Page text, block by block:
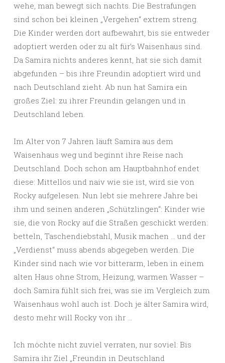
wehe, man bewegt sich nachts. Die Bestrafungen
sind schon bei kleinen „Vergehen“ extrem streng.
Die Kinder werden dort aufbewahrt, bis sie entweder
adoptiert werden oder zu alt für’s Waisenhaus sind.
Da Samira nichts anderes kennt, hat sie sich damit
abgefunden – bis ihre Freundin adoptiert wird und
nach Deutschland zieht. Ab nun hat Samira ein
großes Ziel: zu ihrer Freundin gelangen und in
Deutschland leben.
Im Alter von 7 Jahren läuft Samira aus dem
Waisenhaus weg und beginnt ihre Reise nach
Deutschland. Doch schon am Hauptbahnhof endet
diese: Mittellos und naiv wie sie ist, wird sie von
Rocky aufgelesen. Nun lebt sie mehrere Jahre bei
ihm und seinen anderen „Schützlingen“: Kinder wie
sie, die von Rocky auf die Straßen geschickt werden:
betteln, Taschendiebstahl, Musik machen … und der
„Verdienst“ muss abends abgegeben werden. Die
Kinder sind nach wie vor bitterarm, leben in einem
alten Haus ohne Strom, Heizung, warmen Wasser –
doch Samira fühlt sich frei, was sie im Vergleich zum
Waisenhaus wohl auch ist. Doch je älter Samira wird,
desto mehr will Rocky von ihr …
Ich möchte nicht zuviel verraten, nur soviel: Bis
Samira ihr Ziel „Freundin in Deutschland